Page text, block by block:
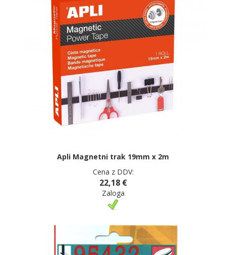
Apli Magnetni trak 19mm x 2m
Cena z DDV:
22,18 €
Zaloga